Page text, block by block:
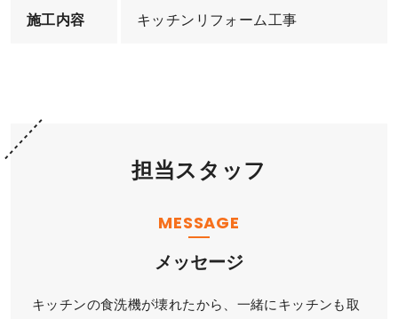
施工内容 キッチンリフォーム工事
担当スタッフ
MESSAGE
メッセージ
キッチンの食洗機が壊れたから、一緒にキッチンも取